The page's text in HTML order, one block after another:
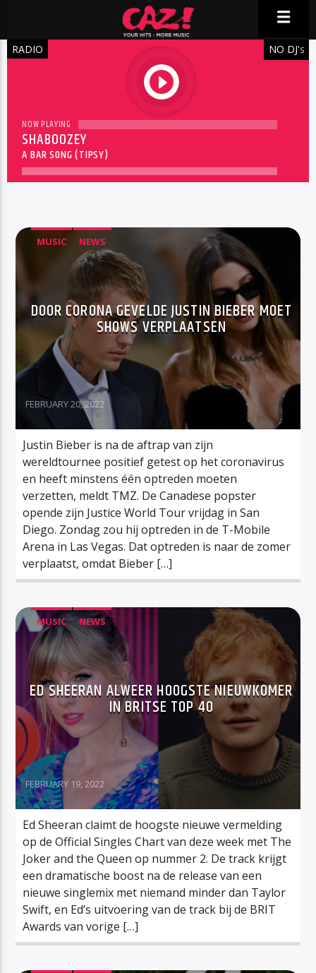
RADIO
play
NO DJ'S
NOW PLAYING
SHABOOZEY
A BAR SONG (TIPSY)
MUSIC NEWS
DOOR CORONA GEVELDE JUSTIN BIEBER MOET
SHOWS VERPLAATSEN
FEBRUARY 20, 2022
Justin Bieber is na de aftrap van zijn
wereldtournee positief getest op het coronavirus
en heeft minstens één optreden moeten
verzetten, meldt TMZ. De Canadese popster
opende zijn Justice World Tour vrijdag in San
Diego. Zondag zou hij optreden in de T-Mobile
Arena in Las Vegas. Dat optreden is naar de zomer
verplaatst, omdat Bieber […]
MUSIC NEWS
ED SHEERAN ALWEER HOOGSTE NIEUWKOMER
IN BRITSE TOP 40
FEBRUARY 19, 2022
Ed Sheeran claimt de hoogste nieuwe vermelding
op de Official Singles Chart van deze week met The
Joker and the Queen op nummer 2. De track krijgt
een dramatische boost na de release van een
nieuwe singlemix met niemand minder dan Taylor
Swift, en Ed’s uitvoering van de track bij de BRIT
Awards van vorige […]